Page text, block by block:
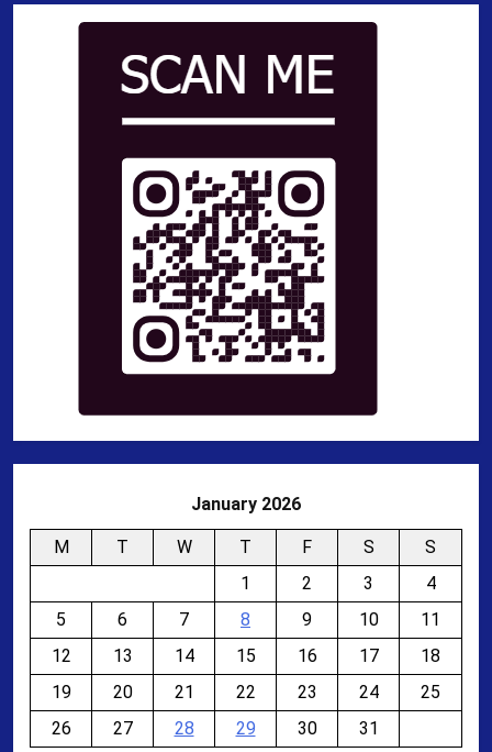
January 2026
M T W T F S
S
1
2 3
4
5
6 7 8 9 10
11
12
13 14 15 16 17
18
19
20 21 22 23 24
25
26
27 28 29 30 31